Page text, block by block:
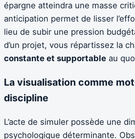
épargne atteindra une masse
anticipation permet de lisser
lieu de subir une pression
d’un projet, vous répartissez la
constante et supportable au
La visualisation comme
discipline
L’acte de simuler possède une
psychologique déterminante.